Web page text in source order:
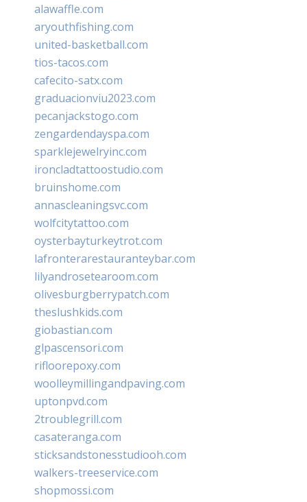
alawaffle.com
aryouthfishing.com
united-basketball.com
tios-tacos.com
cafecito-satx.com
graduacionviu2023.com
pecanjackstogo.com
zengardendayspa.com
sparklejewelryinc.com
ironcladtattoostudio.com
bruinshome.com
annascleaningsvc.com
wolfcitytattoo.com
oysterbayturkeytrot.com
lafronterarestauranteybar.com
lilyandrosetearoom.com
olivesburgberrypatch.com
theslushkids.com
giobastian.com
glpascensori.com
rifloorepoxy.com
woolleymillingandpaving.com
uptonpvd.com
2troublegrill.com
casateranga.com
sticksandstonesstudiooh.com
walkers-treeservice.com
shopmossi.com